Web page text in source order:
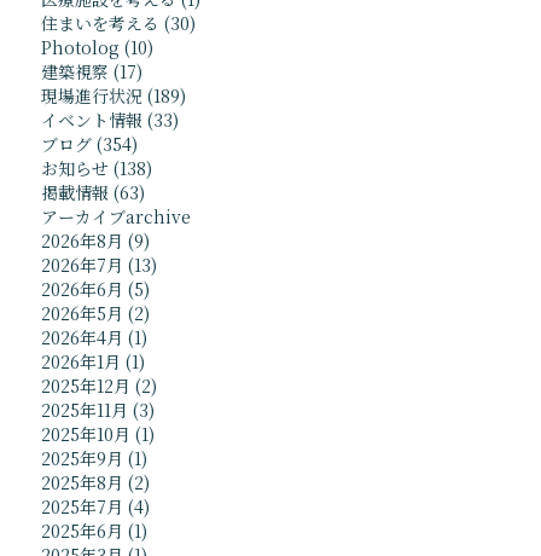
Twitter
Instagram
〒001-0925 北海道札幌市北区新川5条16丁目4-8
TEL / FAX 011-765-7278
住まいを考える (30)
Photolog (10)
建築視察 (17)
現場進行状況 (189)
イベント情報 (33)
ブログ(354)
お知らせ (138)
掲載情報 (63)
アーカイブarchive
2026年8月 (9)
2026年7月 (13)
2026年6月 (5)
2026年5月 (2)
2026年4月 (1)
2026年1月 (1)
2025年12月 (2)
2025年11月 (3)
2025年10月 (1)
2025年9月 (1)
2025年8月 (2)
2025年7月 (4)
2025年6月 (1)